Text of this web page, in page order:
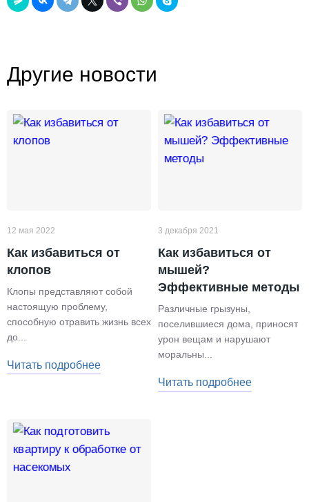
Другие новости
12 мая 2022
Как избавиться от
клопов
Клопы представляют собой
настоящую проблему,
способную отравить жизнь всех
до...
Читать подробнее
3 декабря 2021
Как избавиться от
мышей?
Эффективные методы
Различные грызуны,
поселившиеся дома, приносят
урон вещам и нарушают
моральны...
Читать подробнее